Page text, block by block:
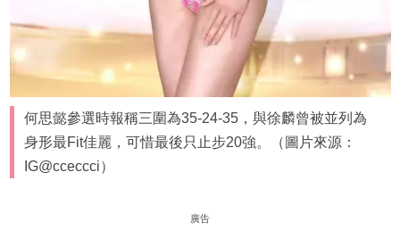
何思懿參選時報稱三圍為35-24-35，與徐麟曾被並列為
身形最Fit佳麗，可惜最後只止步20強。（圖片來源：
IG@cceccci）
廣告